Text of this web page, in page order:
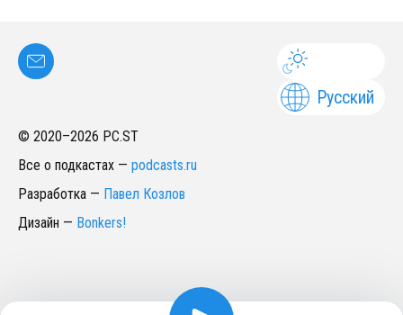
Русский
© 2020–2026 PC.ST
Все о подкастах — podcasts.ru
Разработка — Павел Козлов
Дизайн — Bonkers!